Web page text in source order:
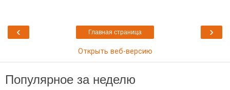
‹ ›
Главная страница
Открыть веб-версию
Популярное за неделю